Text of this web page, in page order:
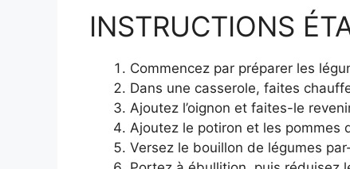
INSTRUCTIONS
Commencez par préparer les
Dans une casserole, faites
Ajoutez l’oignon et faites-le
Ajoutez le potiron et les pommes
Versez le bouillon de légumes